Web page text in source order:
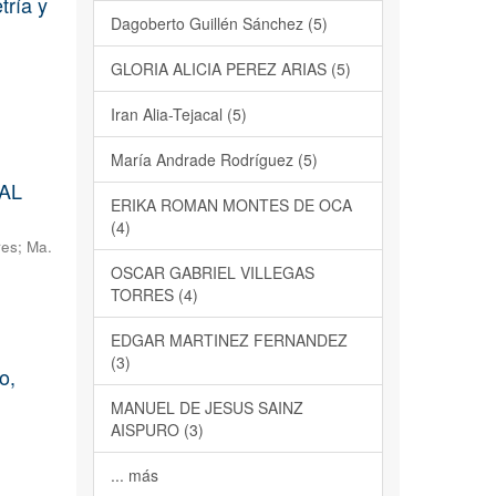
; Ma.
Dagoberto Guillén Sánchez (5)
GLORIA ALICIA PEREZ ARIAS (5)
Iran Alia-Tejacal (5)
María Andrade Rodríguez (5)
ERIKA ROMAN MONTES DE OCA
(4)
OSCAR GABRIEL VILLEGAS
TORRES (4)
EDGAR MARTINEZ FERNANDEZ
(3)
MANUEL DE JESUS SAINZ
AISPURO (3)
... más